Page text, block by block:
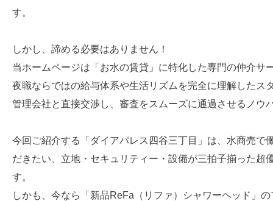
す。
しかし、諦める必要はありません！
当ホームページは「お水の賃貸」に特化した専門の仲介サ
夜職ならではの給与体系や生活リズムを完全に理解したス
管理会社と直接交渉し、審査をスムーズに通過させるノウ
今回ご紹介する「ダイアパレス四谷三丁目」は、水商売で
だきたい、立地・セキュリティー・設備が三拍子揃った超
す。
しかも、今なら「新品ReFa（リファ）シャワーヘッド」